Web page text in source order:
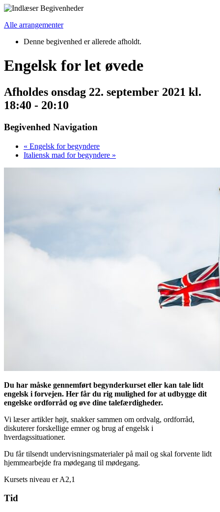
Alle arrangementer
Denne begivenhed er allerede afholdt.
Engelsk for let øvede
Afholdes onsdag 22. september 2021 kl.
18:40 - 20:10
Begivenhed Navigation
« Engelsk for begyndere
Italiensk mad for begyndere »
Du har måske gennemført begynderkurset eller kan tale lidt
engelsk i forvejen. Her får du rig mulighed for at udbygge dit
engelske ordforråd og øve dine talefærdigheder.
Vi læser artikler højt, snakker sammen om ordvalg, ordforråd,
diskuterer forskellige emner og brug af engelsk i
hverdagssituationer.
Du får tilsendt undervisningsmaterialer på mail og skal forvente lidt
hjemmearbejde fra mødegang til mødegang.
Kursets niveau er A2,1
Tid